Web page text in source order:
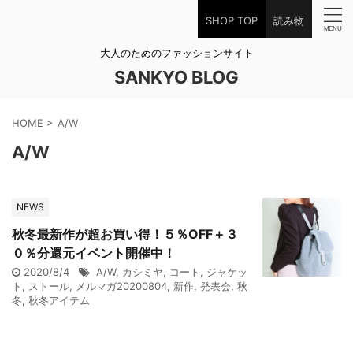
SHOP TOP 読み物
大人のためのファッションサイト
SANKYO BLOG
HOME > A/W
A/W
NEWS
秋冬最新作が超お買い得！５％OFF＋３
０％分還元イベント開催中！
2020/8/4 A/W, カシミヤ, コート , ジャケッ
ト , ストール, メルマガ20200804, 新作, 発表会, 秋
冬, 秋冬アイテム